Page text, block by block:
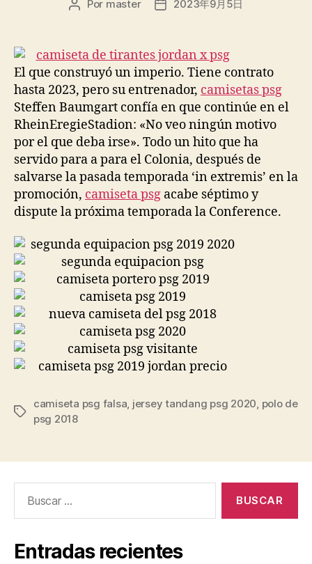
Autor
entrada
Por master
Fecha
entrada
2023年9月5日
El que construyó un imperio. Tiene contrato
hasta 2023, pero su entrenador, camisetas psg
Steffen Baumgart confía en que continúe en el
RheinEregieStadion: «No veo ningún motivo
por el que deba irse». Todo un hito que ha
servido para a para el Colonia, después de
salvarse la pasada temporada ‘in extremis’ en la
promoción, camiseta psg acabe séptimo y
dispute la próxima temporada la Conference.
Etiquetas
camiseta psg falsa, jersey tandang psg 2020, polo de
psg 2018
Entradas recientes